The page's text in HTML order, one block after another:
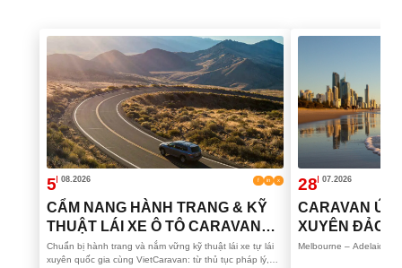
5 08.2026 f in x
CẨM NANG HÀNH TRANG & KỸ
THUẬT LÁI XE Ô TÔ CARAVAN
XUYÊN QUỐC GIA
Chuẩn bị hành trang và nắm vững kỹ thuật lái xe tự lái
xuyên quốc gia cùng VietCaravan: từ thủ tục pháp lý,
28 07.2026
CARAVAN
XUYÊN ĐẢO
BẰNG RV
Melbourne – Adelaide –